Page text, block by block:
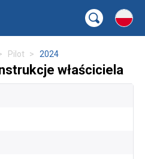
Pilot 2024
właściciela